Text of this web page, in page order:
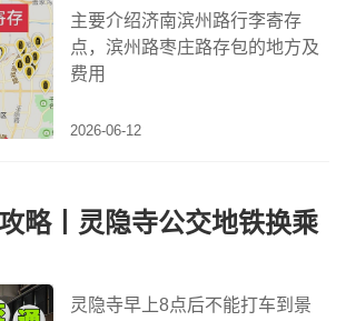
主要介绍济南滨州路行李寄存
点，滨州路枣庄路存包的地方及
费用
2026-06-12
略丨灵隐寺公交地铁换乘
灵隐寺早上8点后不能打车到景